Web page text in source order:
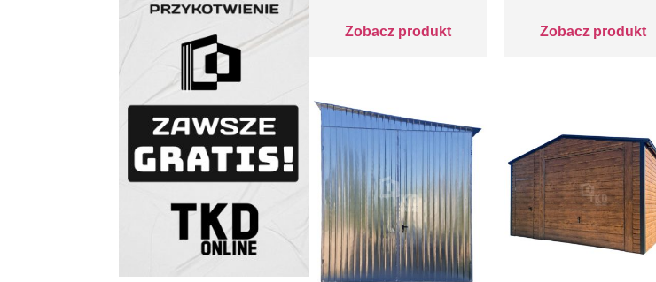
Zobacz produkt Zobacz produkt